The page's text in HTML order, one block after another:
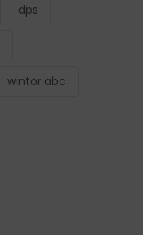
dps
wintor abc